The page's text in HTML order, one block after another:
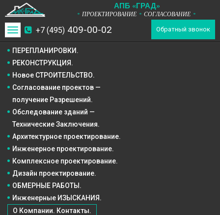
АПБ «ГРАД»
* ПРОЕКТИРОВАНИЕ * СОГЛАСОВАНИЕ *
+7 (495) 409-00-02 Обратный звонок
Toggle
navigation
ПЕРЕПЛАНИРОВКИ.
РЕКОНСТРУКЦИЯ.
Новое СТРОИТЕЛЬСТВО.
ОБМЕРНЫЕ РАБОТЫ.
Инженерные ИЗЫСКАНИЯ.
О Компании. Контакты.
Согласование проектов —
получение Разрешений.
Обследование зданий —
Технические Заключения.
Архитектурное проектирование.
Инженерное проектирование.
Комплексное проектирование.
Дизайн проектирование.